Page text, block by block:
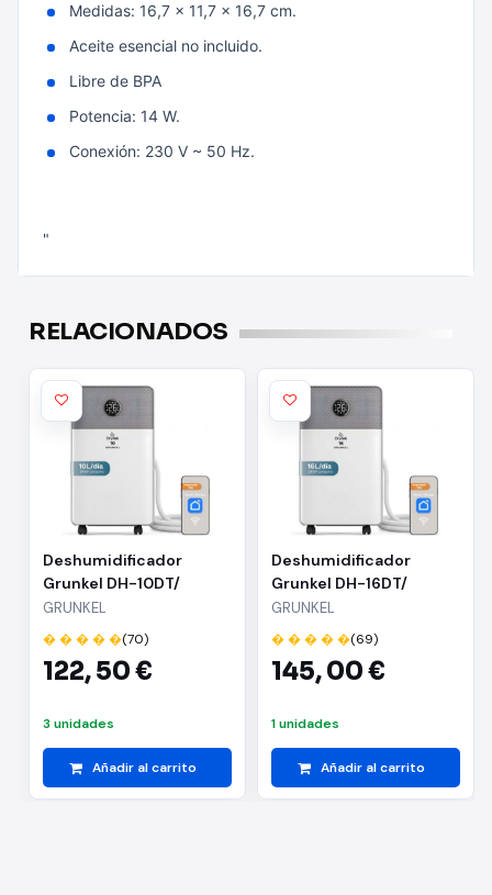
Medidas: 16,7 x 11,7 x 16,7 cm.
Aceite esencial no incluido.
Libre de BPA
Potencia: 14 W.
Conexión: 230 V ~ 50 Hz.
"
RELACIONADOS
Deshumidificador
Grunkel DH-10DT/
Depósito 2L
GRUNKEL
� � � � �(70)
122,50 €
3 unidades
Añadir al carrito
Deshumidificador
Grunkel DH-16DT/
Depósito 2L
GRUNKEL
� � � � �(69)
145,00 €
1 unidades
Añadir al carrito